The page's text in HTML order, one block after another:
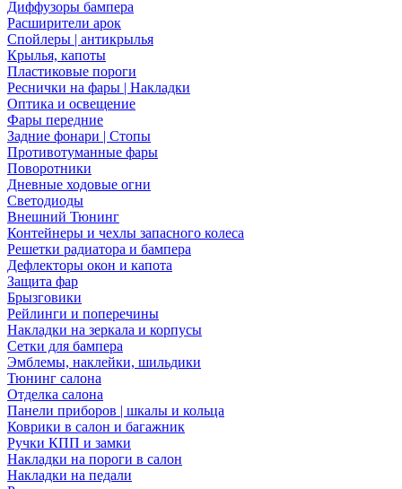
Диффузоры бампера
Расширители арок
Спойлеры | антикрылья
Крылья, капоты
Пластиковые пороги
Реснички на фары | Накладки
Оптика и освещение
Фары передние
Задние фонари | Стопы
Противотуманные фары
Поворотники
Дневные ходовые огни
Светодиоды
Внешний Тюнинг
Контейнеры и чехлы запасного колеса
Решетки радиатора и бампера
Дефлекторы окон и капота
Защита фар
Брызговики
Рейлинги и поперечины
Накладки на зеркала и корпусы
Сетки для бампера
Эмблемы, наклейки, шильдики
Тюнинг салона
Отделка салона
Панели приборов | шкалы и кольца
Коврики в салон и багажник
Ручки КПП и замки
Накладки на пороги в салон
Накладки на педали